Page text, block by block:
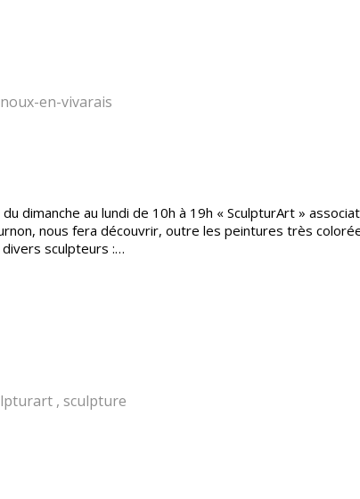
en-vivarais
dimanche au lundi de 10h à 19h « SculpturArt »
nous fera découvrir, outre les peintures très
sculpteurs :…
, sculpture